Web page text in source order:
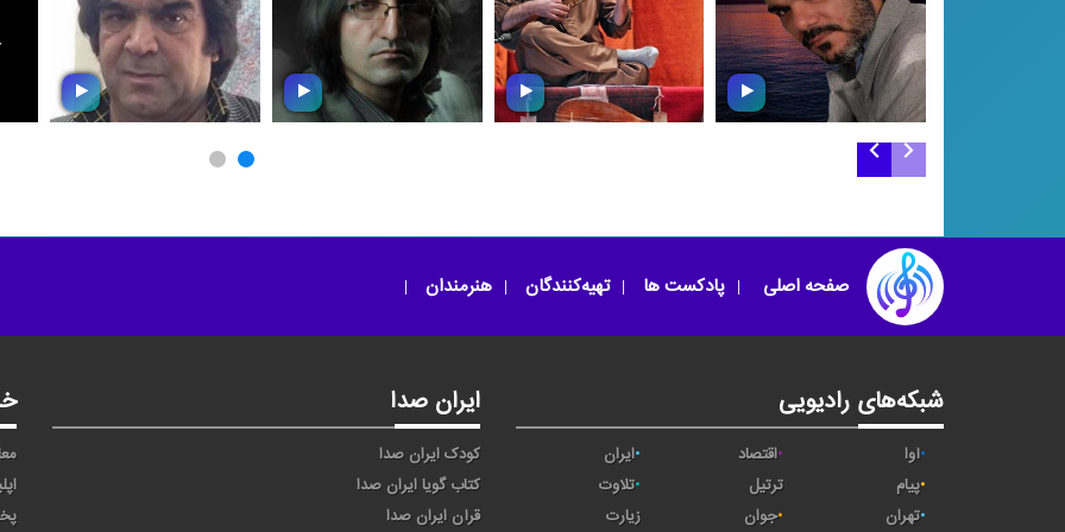
صفحه اصلی پادکست ها تهیه‌کنندگان هنرمندان
شبکه‌های رادیویی
آوا اقتصاد
ایران
پیام
ترتیل
تلاوت
تهران
جوان زیارت
ایران صدا
کودک ایران صدا
کتاب گویا ایران صدا
قرآن ایران صدا